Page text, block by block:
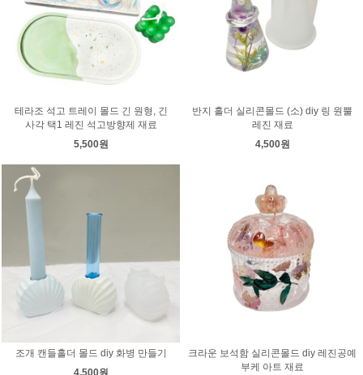
테라조 석고 트레이 몰드 긴 원형, 긴
사각 택1 레진 석고방향제 재료
5,500원
반지 홀더 실리콘몰드 (소) diy 링 원뿔
레진 재료
4,500원
조개 캔들홀더 몰드 diy 화병 만들기
4,500원
크라운 보석함 실리콘몰드 diy 레진공예
부케 아트 재료